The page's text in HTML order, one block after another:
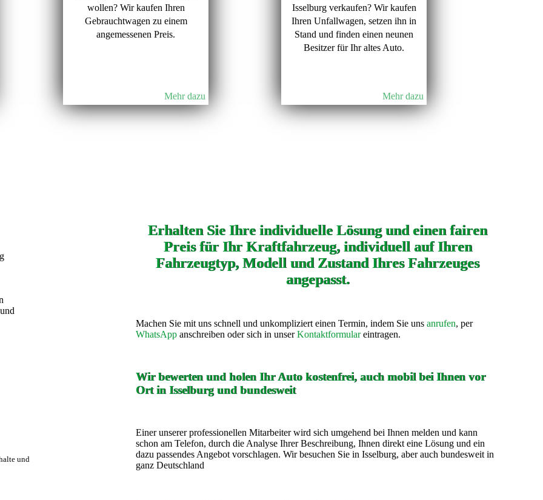
wollen? Wir kaufen Ihren
Gebrauchtwagen zu einem
angemessenen Preis.
Mehr dazu
Isselburg verkaufen? Wir kaufen
Ihren Unfallwagen, setzen ihn in
Stand und finden einen neunen
Besitzer für Ihr altes Auto.
Mehr dazu
und
Erhalten Sie Ihre individuelle Lösung und einen fairen
Preis für Ihr Kraftfahrzeug, individuell auf Ihren
Fahrzeugtyp, Modell und Zustand Ihres Fahrzeuges
angepasst.
Machen Sie mit uns schnell und unkompliziert einen Termin, indem Sie uns anrufen, per
WhatsApp anschreiben oder sich in unserKontaktformulareintragen.
Wir bewerten und holen Ihr Auto kostenfrei, auch mobil bei Ihnen vor
Ort in Isselburg und bundesweit
Einer unserer professionellen Mitarbeiter wird sich umgehend bei Ihnen melden und kann
schon am Telefon, durch die Analyse Ihrer Beschreibung, Ihnen direkt eine Lösung und ein
dazu passendes Angebot vorschlagen. Wir besuchen Sie in Isselburg, aber auch bundesweit in
ganz Deutschland